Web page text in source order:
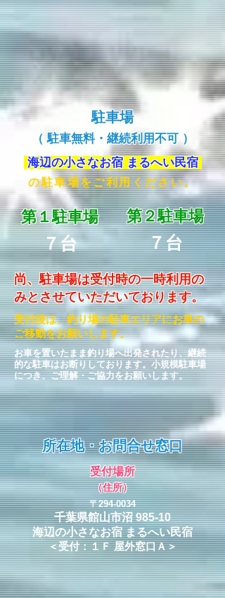
駐車場
（ 駐車無料・継続利用不可 ）
海辺の小さなお宿 まるへい民宿
の駐車場をご利用ください。
第１駐車場
７台
第２駐車場
７台
尚、駐車場は受付時の一時利用の
みとさせていただいております。
受付後は、釣り場の駐車エリアにお車の
ご移動をお願いします。
お車を置いたまま釣り場へ出発されたり、継続
的な駐車はお断りしております。小規模駐車場
につき、ご理解・ご協力をお願いします。
所在地・お問合せ窓口
受付場所
（住所）
〒294-0034
千葉県館山市沼 985-10
海辺の小さなお宿 まるへい民宿
＜受付：１Ｆ 屋外窓口Ａ＞